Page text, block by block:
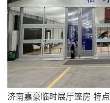
济南嘉豪临时展厅篷房 特点